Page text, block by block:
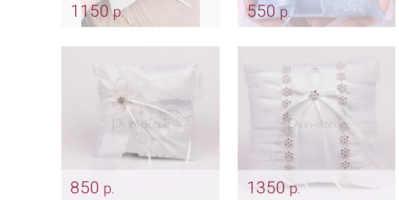
1150р.
"Domenica"
550р.
«Голубые кружева»
850 р. 1350р.